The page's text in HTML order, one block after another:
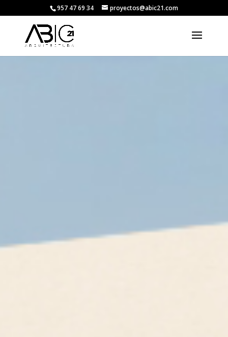
957 47 69 34 proyectos@abic21.com